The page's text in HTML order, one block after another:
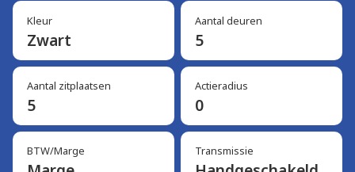
Kleur
Zwart
Aantal deuren
5
Aantal zitplaatsen
5
Actieradius
0
BTW/Marge Transmissie